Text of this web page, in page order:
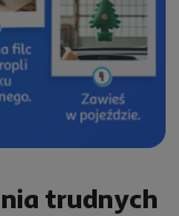
trudnych